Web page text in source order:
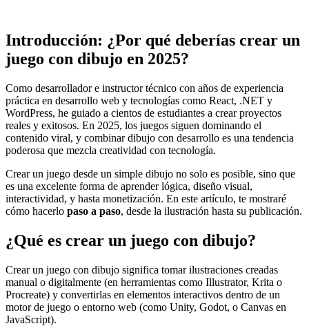
Introducción: ¿Por qué deberías crear un
juego con dibujo en 2025?
Como desarrollador e instructor técnico con años de experiencia
práctica en desarrollo web y tecnologías como React, .NET y
WordPress, he guiado a cientos de estudiantes a crear proyectos
reales y exitosos. En 2025, los juegos siguen dominando el
contenido viral, y combinar dibujo con desarrollo es una tendencia
poderosa que mezcla creatividad con tecnología.
Crear un juego desde un simple dibujo no solo es posible, sino que
es una excelente forma de aprender lógica, diseño visual,
interactividad, y hasta monetización. En este artículo, te mostraré
cómo hacerlo paso a paso, desde la ilustración hasta su publicación.
¿Qué es crear un juego con dibujo?
Crear un juego con dibujo significa tomar ilustraciones creadas
manual o digitalmente (en herramientas como Illustrator, Krita o
Procreate) y convertirlas en elementos interactivos dentro de un
motor de juego o entorno web (como Unity, Godot, o Canvas en
JavaScript).